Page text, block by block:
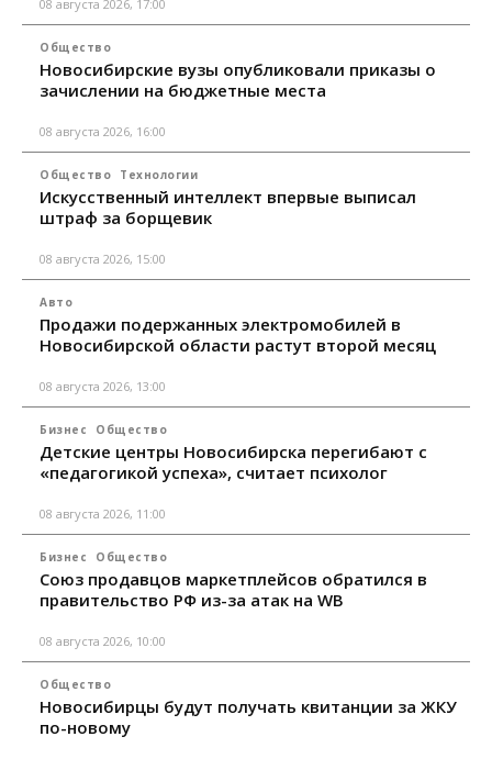
08 августа 2026, 17:00
Общество
Новосибирские вузы опубликовали приказы о
зачислении на бюджетные места
08 августа 2026, 16:00
Общество Технологии
Искусственный интеллект впервые выписал
штраф за борщевик
08 августа 2026, 15:00
Авто
Продажи подержанных электромобилей в
Новосибирской области растут второй месяц
08 августа 2026, 13:00
Бизнес Общество
Детские центры Новосибирска перегибают с
«педагогикой успеха», считает психолог
08 августа 2026, 11:00
Бизнес Общество
Союз продавцов маркетплейсов обратился в
правительство РФ из-за атак на WB
08 августа 2026, 10:00
Общество
Новосибирцы будут получать квитанции за ЖКУ
по-новому